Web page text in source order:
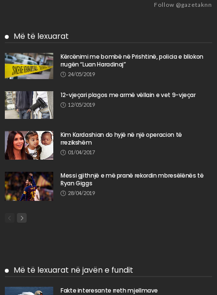
Follow @gazetaknn
Më të lexuarat
Kërcënimi me bombë në Prishtinë, policia e bllokon
rrugën “Luan Haradinaj”
24/05/2019
12-vjeçari plagos me armë vëllain e vet 9-vjeçar
12/05/2019
Kim Kardashian do hyjë në një operacion të
rrezikshëm
01/04/2017
Messi gjithnjë e më pranë rekordin mbresëlënës të
Ryan Giggs
28/04/2019
Më të lexuarat në javën e fundit
Fakte interesante rreth mjellmave